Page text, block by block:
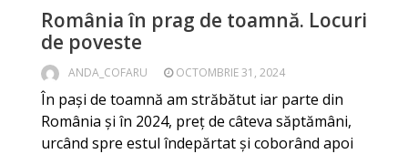
România în prag de toamnă. Locuri
de poveste
ANDA_COFARU OCTOMBRIE 31, 2024
În pași de toamnă am străbătut iar parte din
România și în 2024, preț de câteva săptămâni,
urcând spre estul îndepărtat și coborând apoi